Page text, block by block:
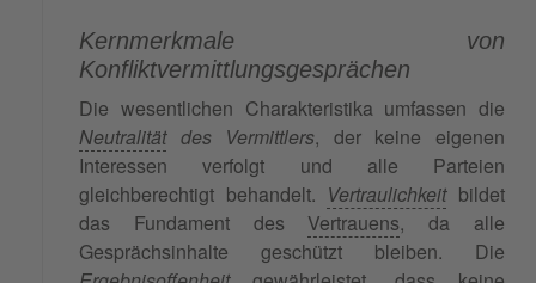
Kernmerkmale von
Konfliktvermittlungsgesprächen
Die wesentlichen Charakteristika umfassen die
Neutralitätdes Vermittlers, der keine eigenen
Interessen verfolgt und alle Parteien
gleichberechtigt behandelt. Vertraulichkeitbildet
das Fundament des Vertrauens, da alle
Gesprächsinhalte geschützt bleiben. Die